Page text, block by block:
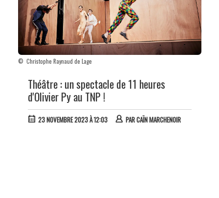
© Christophe Raynaud de Lage
Théâtre : un spectacle de 11 heures
d'Olivier Py au TNP !
23 NOVEMBRE 2023 À 12:03 PARCAÏN MARCHENOIR